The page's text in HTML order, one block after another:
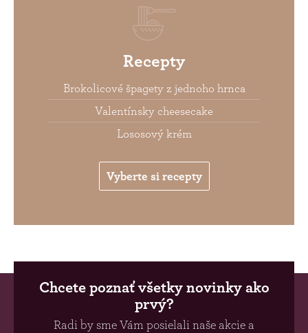
Recepty
Brokolicové špagety z jednoho hrnca
Valentínsky cheesecake
Lososový krém
Vyberte si recepty
Chcete poznať všetky novinky ako
prvý?
Radi by sme Vám posielali naše akcie a